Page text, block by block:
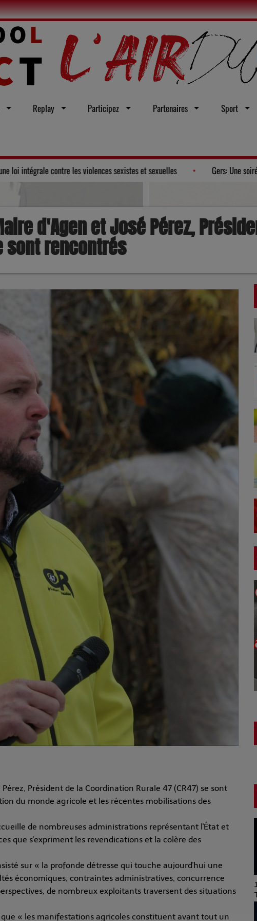
Replay Participez Partenaires Sport
adopte un vœu en faveur d'une loi intégrale contre les violences sexistes et
d'Agen et José Pérez,
sont rencontrés
Président de la Coordination Rurale 47 (CR47) se sont
du monde agricole et les récentes mobilisations des
de nombreuses administrations représentant l'État et
que s'expriment les revendications et la colère des
sur « la profonde détresse qui touche aujourd'hui une
économiques, contraintes administratives, concurrence
de nombreux exploitants traversent des situations
que « les manifestations agricoles constituent avant tout un
Art of Mixing Series
Proposée par Jean